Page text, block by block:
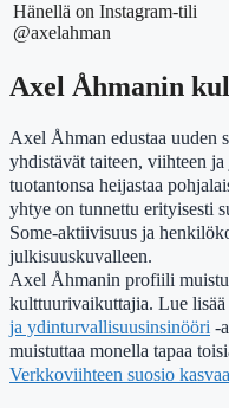
Hänellä on Instagram-tili
@axelahman
Axel Åhmanin
Axel Åhman edustaa uuden
yhdistävät taiteen, viihteen
tuotantonsa heijastaa
yhtye on tunnettu erityisesti
Some-aktiivisuus ja
julkisuuskuvalleen.
Axel Åhmanin profiili
kulttuurivaikuttajia. Lue lisää
ja ydinturvallisuusinsinööri -
muistuttaa monella tapaa
Verkkoviihteen suosio